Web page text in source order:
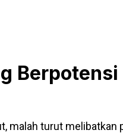
malah turut